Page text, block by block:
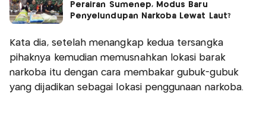
Perairan Sumenep, Modus Baru
Penyelundupan Narkoba Lewat Laut?
Kata dia, setelah menangkap kedua tersangka
pihaknya kemudian memusnahkan lokasi barak
narkoba itu dengan cara membakar gubuk-gubuk
yang dijadikan sebagai lokasi penggunaan narkoba.